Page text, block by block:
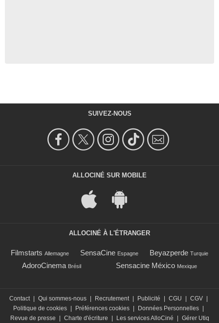
SUIVEZ-NOUS
ALLOCINÉ SUR MOBILE
ALLOCINÉ À L'ÉTRANGER
Filmstarts Allemagne SensaCine Espagne Beyazperde Turquie
AdoroCinema Brésil Sensacine México Mexique
Contact Qui sommes-nous Recrutement Publicité CGU CGV
Politique de cookies
Préférences cookies Données Personnelles
Revue de presse
Charte d'écriture Les services AlloCiné Gérer Utiq